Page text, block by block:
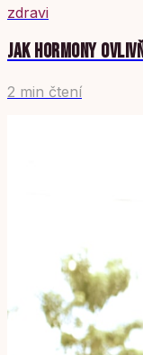
zdravi
JAK HORMONY
2 min čtení